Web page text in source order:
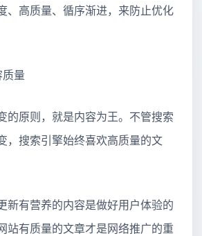
、高质量、循序渐进，来防止优化
量
原则，就是内容为王。不管搜索
，搜索引擎始终喜欢高质量的文
有营养的内容是做好用户体验的
站有质量的文章才是网络推广的重